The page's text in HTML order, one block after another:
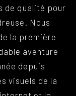
de qualité pour
Nous
la première
aventure
depuis
visuels de la